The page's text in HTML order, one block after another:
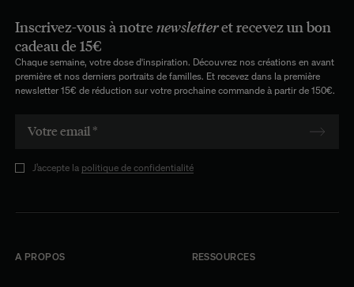
Inscrivez-vous à notre newsletteret recevez un bon
cadeau de 15€
Chaque semaine, votre dose d'inspiration. Découvrez nos créations en avant
première et nos derniers portraits de familles. Et recevez dans la première
newsletter 15€ de réduction sur votre prochaine commande à partir de 150€.
J’accepte la politique de confidentialité
A PROPOS RESSOURCES